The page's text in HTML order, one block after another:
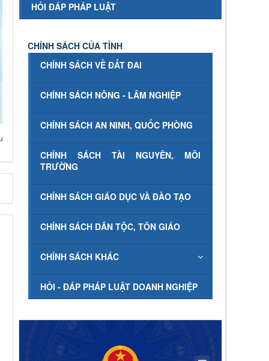
HỎI ĐÁP PHÁP LUẬT
CHÍNH SÁCH CỦA TỈNH
CHÍNH SÁCH VỀ ĐẤT ĐAI
CHÍNH SÁCH NÔNG - LÂM NGHIỆP
CHÍNH SÁCH AN NINH, QUỐC PHÒNG
CHÍNH SÁCH TÀI NGUYÊN, MÔI
TRƯỜNG
CHÍNH SÁCH GIÁO DỤC VÀ ĐÀO TẠO
CHÍNH SÁCH DÂN TỘC, TÔN GIÁO
CHÍNH SÁCH KHÁC
HỎI - ĐÁP PHÁP LUẬT DOANH NGHIỆP